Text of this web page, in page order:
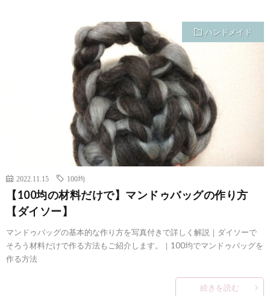
ハンドメイド
2022.11.15 100均
【100均の材料だけで】マンドゥバッグの作り方
【ダイソー】
マンドゥバッグの基本的な作り方を写真付きで詳しく解説｜ダイソーで
そろう材料だけで作る方法もご紹介します。｜100均でマンドゥバッグを
作る方法
続きを読む